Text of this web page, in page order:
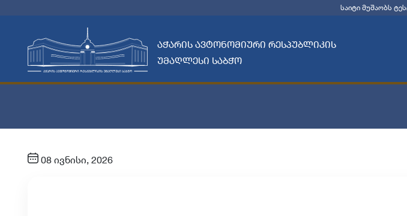
საიტი მუშაობს
აჭარის ავტონომიური რესპუბლიკის
უმაღლესი საბჭო
08 ივნისი, 2026